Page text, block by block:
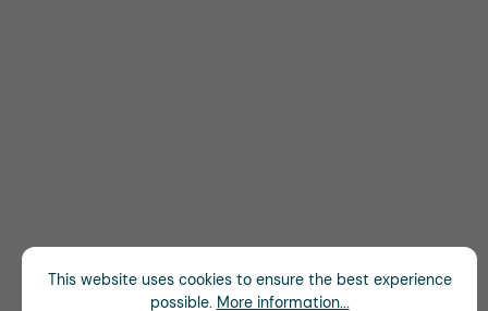
This website uses cookies to ensure the best experience
possible. More information...